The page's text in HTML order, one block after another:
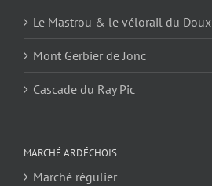
Le Mastrou & le vélorail du Doux
Mont Gerbier de Jonc
Cascade du Ray Pic
MARCHÉ ARDÉCHOIS
Marché régulier